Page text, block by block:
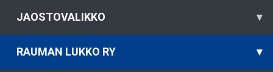
JAOSTOVALIKKO ▾
RAUMAN LUKKO RY ▾